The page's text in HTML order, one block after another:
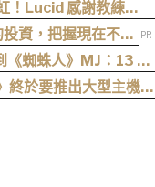
！Lucid 感謝教練
、冷嘲熱諷
資，把握現在不嫌
蜘蛛人》MJ：13 歲
假
終於要推出大型主機遊